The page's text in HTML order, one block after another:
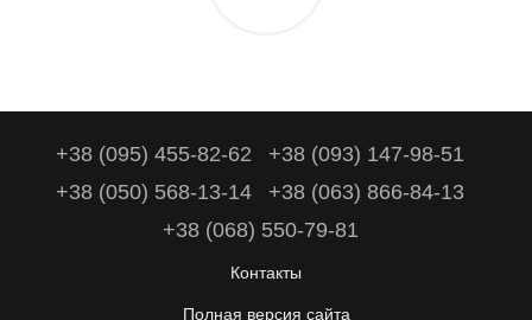
+38 (095) 455-82-62
+38 (093) 147-98-51
+38 (050) 568-13-14
+38 (063) 866-84-13
+38 (068) 550-79-81
Контакты
Полная версия сайта